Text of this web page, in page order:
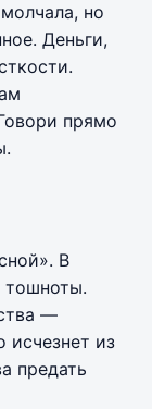
но
Деньги,
прямо
В
тошноты.
—
из
предать